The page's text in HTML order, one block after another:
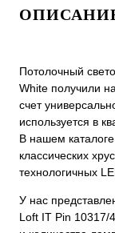
Потолочный
White получили
счет
используется в
В нашем
классических
технологичных
У нас
Loft IT Pin 10317/